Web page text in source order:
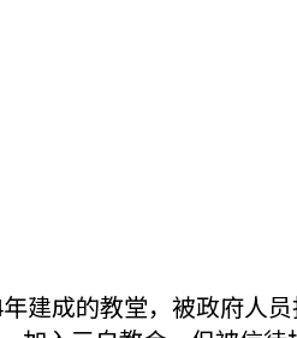
建成的教堂，被政府人